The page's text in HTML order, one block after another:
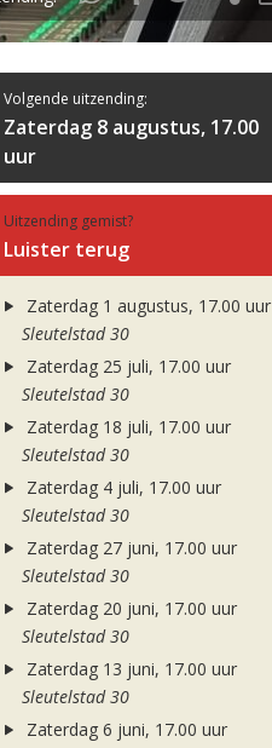
Volgende uitzending:
Zaterdag 8 augustus, 17.00
uur
Uitzending gemist?
Luister terug
Zaterdag 1 augustus, 17.00 uur
Sleutelstad 30
Zaterdag 25 juli, 17.00 uur
Sleutelstad 30
Zaterdag 18 juli, 17.00 uur
Sleutelstad 30
Zaterdag 4 juli, 17.00 uur
Sleutelstad 30
Zaterdag 27 juni, 17.00 uur
Sleutelstad 30
Zaterdag 20 juni, 17.00 uur
Sleutelstad 30
Zaterdag 13 juni, 17.00 uur
Sleutelstad 30
Zaterdag 6 juni, 17.00 uur